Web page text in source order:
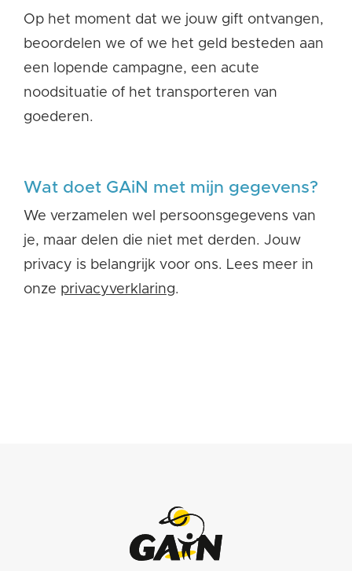
Op het moment dat we jouw gift ontvangen,
beoordelen we of we het geld besteden aan
een lopende campagne, een acute
noodsituatie of het transporteren van
goederen.
Wat doet GAiN met mijn gegevens?
We verzamelen wel persoonsgegevens van
je, maar delen die niet met derden. Jouw
privacy is belangrijk voor ons. Lees meer in
onze privacyverklaring.